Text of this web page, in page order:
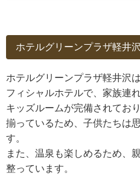
ホテルグリーンプラザ軽井
ホテルグリーンプラザ軽井沢
フィシャルホテルで、家族連
キッズルームが完備されてお
揃っているため、子供たちは
す。
また、温泉も楽しめるため、
整っています。